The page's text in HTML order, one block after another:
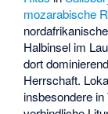
mozarabische
Halbinsel im
dort
Herrschaft.
insbesondere